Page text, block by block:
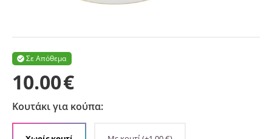
Σε Απόθεμα

10.00€
Κουτάκι για κούπα: